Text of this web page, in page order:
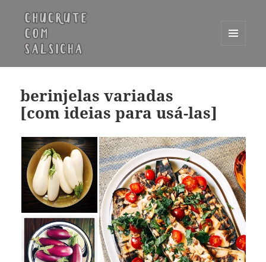
WIDGETS
berinjelas variadas
[com ideias para usá-las]